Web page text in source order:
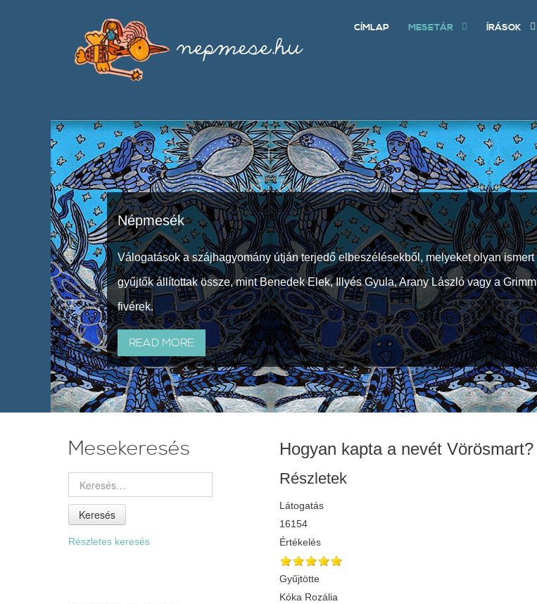
CÍMLAP MESETÁR ÍRÁSOK
Népmesék
Válogatások a szájhagyomány útján terjedő elbeszélésekből, melyeket olyan ismert
gyűjtők állítottak össze, mint Benedek Elek, Illyés Gyula, Arany László vagy a Grimm
fivérek.
READ MORE
Hogyan kapta a nevét Vörösmart?
Részletek
Látogatás
16154
Értékelés
Gyűjtötte
Kóka Rozália
Mesekeresés
Keresés
Részletes keresés